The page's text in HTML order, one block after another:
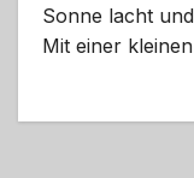
Sonne lacht
Mit einer